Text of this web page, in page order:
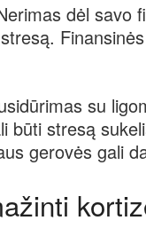
dėl savo
su
būti stresą
gerovės gali